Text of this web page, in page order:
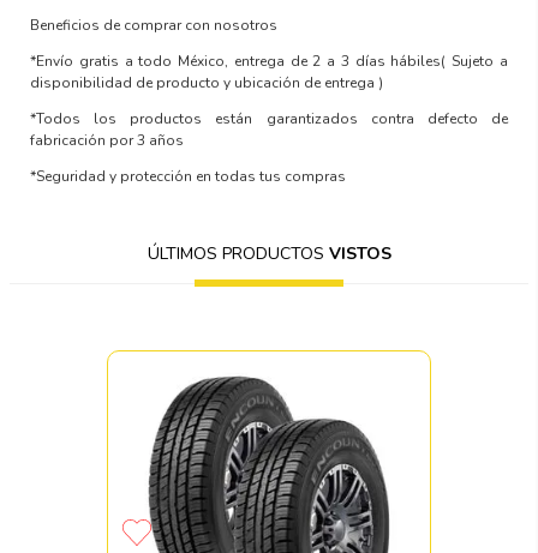
Beneficios de comprar con nosotros
*Envío gratis a todo México, entrega de 2 a 3 días hábiles( Sujeto a
disponibilidad de producto y ubicación de entrega )
*Todos los productos están garantizados contra defecto de
fabricación por 3 años
*Seguridad y protección en todas tus compras
ÚLTIMOS PRODUCTOS VISTOS